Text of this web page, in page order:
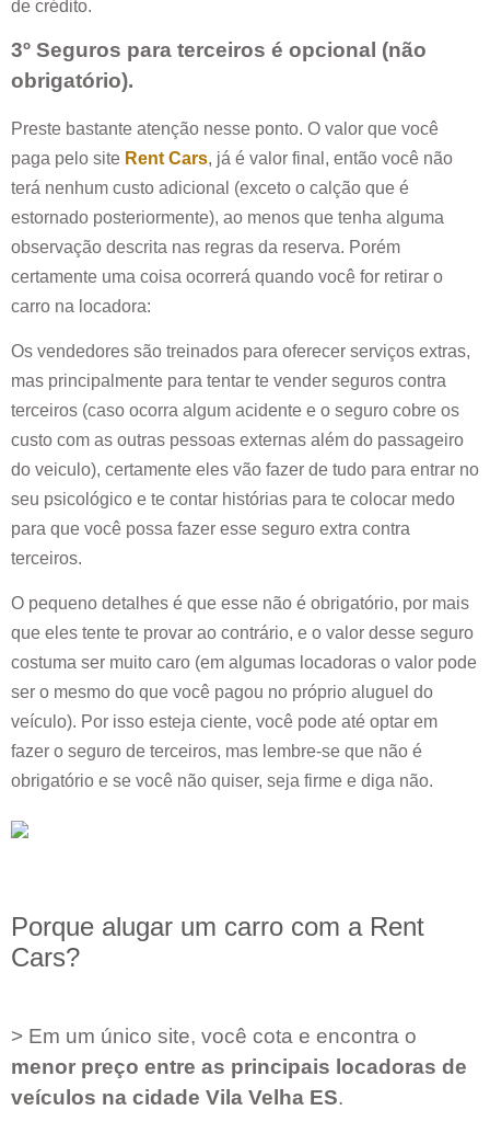
de crédito.
3º Seguros para terceiros é opcional (não
obrigatório).
Preste bastante atenção nesse ponto. O valor que você
paga pelo site Rent Cars, já é valor final, então você não
terá nenhum custo adicional (exceto o calção que é
estornado posteriormente), ao menos que tenha alguma
observação descrita nas regras da reserva. Porém
certamente uma coisa ocorrerá quando você for retirar o
carro na locadora:
Os vendedores são treinados para oferecer serviços extras,
mas principalmente para tentar te vender seguros contra
terceiros (caso ocorra algum acidente e o seguro cobre os
custo com as outras pessoas externas além do passageiro
do veiculo), certamente eles vão fazer de tudo para entrar no
seu psicológico e te contar histórias para te colocar medo
para que você possa fazer esse seguro extra contra
terceiros.
O pequeno detalhes é que esse não é obrigatório, por mais
que eles tente te provar ao contrário, e o valor desse seguro
costuma ser muito caro (em algumas locadoras o valor pode
ser o mesmo do que você pagou no próprio aluguel do
veículo). Por isso esteja ciente, você pode até optar em
fazer o seguro de terceiros, mas lembre-se que não é
obrigatório e se você não quiser, seja firme e diga não.
Porque alugar um carro com a Rent
Cars?
> Em um único site, você cota e encontra o
menor preço entre as principais locadoras de
veículos na cidade Vila Velha ES.